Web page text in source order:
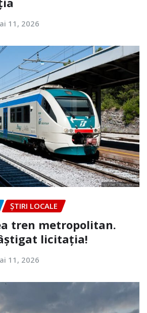
11, 2026
ȘTIRI LOCALE
tren metropolitan.
licitația!
11, 2026